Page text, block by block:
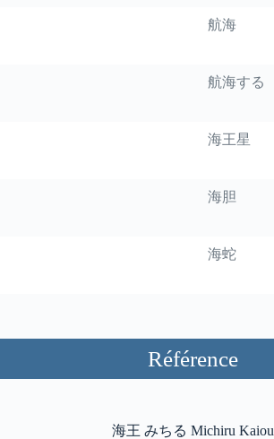
航海
航海する
海王星
海胆
海蛇
Référence
海王 みちる Michiru Kaiou